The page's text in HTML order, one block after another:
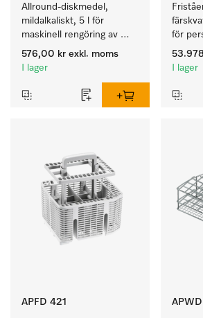
Allround-diskmedel,
mildalkaliskt, 5 l för
maskinell rengöring av
instrument och utensilier.
576,00 kr exkl. moms
I lager
för
och
I lager
APFD 421